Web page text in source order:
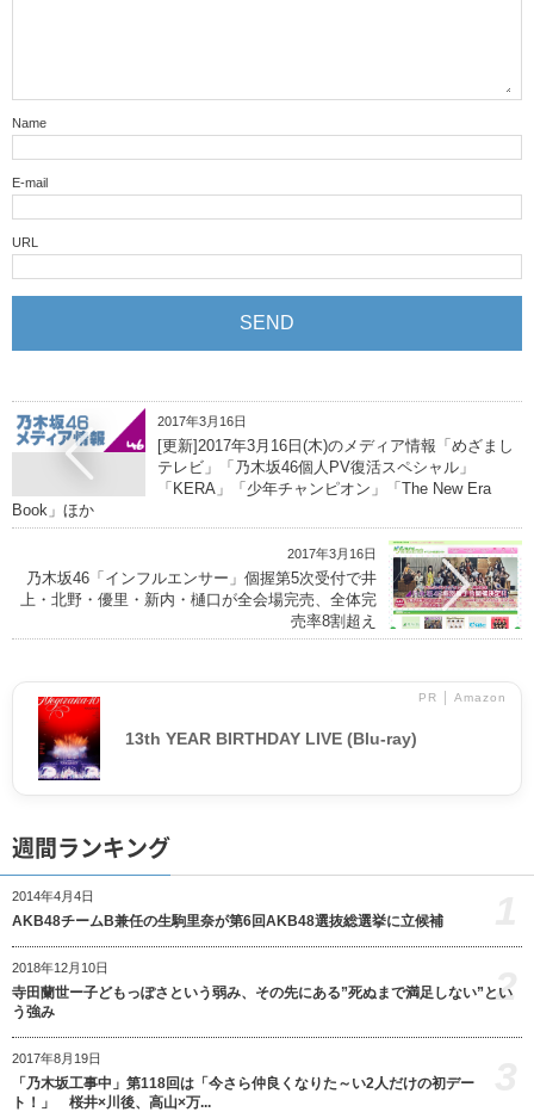
Name
E-mail
URL
2017年3月16日
[更新]2017年3月16日(木)のメディア情報「めざまし
テレビ」「乃木坂46個人PV復活スペシャル」
「KERA」「少年チャンピオン」「The New Era
Book」ほか
2017年3月16日
乃木坂46「インフルエンサー」個握第5次受付で井
上・北野・優里・新内・樋口が全会場完売、全体完
売率8割超え
PR │ Amazon
13th YEAR BIRTHDAY LIVE (Blu-ray)
週間ランキング
2014年4月4日
AKB48チームB兼任の生駒里奈が第6回AKB48選抜総選挙に立候補
2018年12月10日
寺田蘭世ー子どもっぽさという弱み、その先にある”死ぬまで満足しない”とい
う強み
2
2017年8月19日
「乃木坂工事中」第118回は「今さら仲良くなりた～い2人だけの初デー
ト！」 桜井×川後、高山×万...